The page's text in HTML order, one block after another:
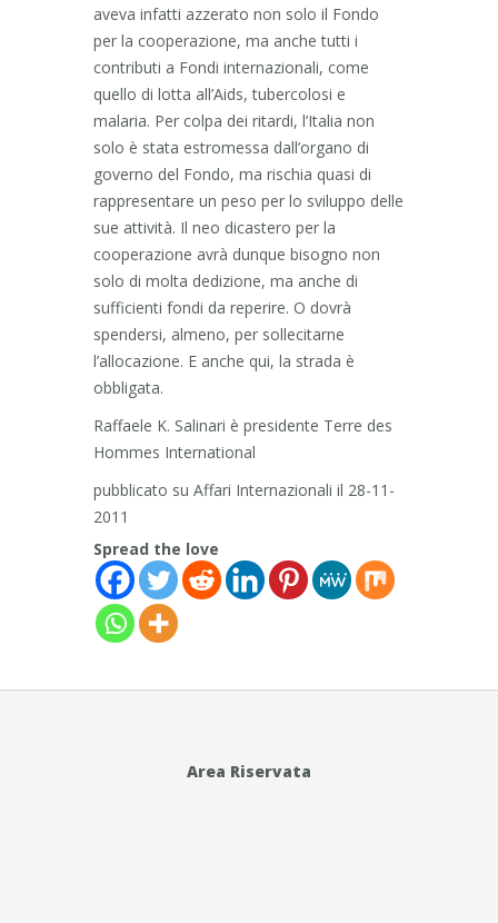
aveva infatti azzerato non solo il Fondo
per la cooperazione, ma anche tutti i
contributi a Fondi internazionali, come
quello di lotta all’Aids, tubercolosi e
malaria. Per colpa dei ritardi, l’Italia non
solo è stata estromessa dall’organo di
governo del Fondo, ma rischia quasi di
rappresentare un peso per lo sviluppo delle
sue attività. Il neo dicastero per la
cooperazione avrà dunque bisogno non
solo di molta dedizione, ma anche di
sufficienti fondi da reperire. O dovrà
spendersi, almeno, per sollecitarne
l’allocazione. E anche qui, la strada è
obbligata.
Raffaele K. Salinari è presidente Terre des
Hommes International
pubblicato su Affari Internazionali il 28-11-
2011
Spread the love
Area Riservata